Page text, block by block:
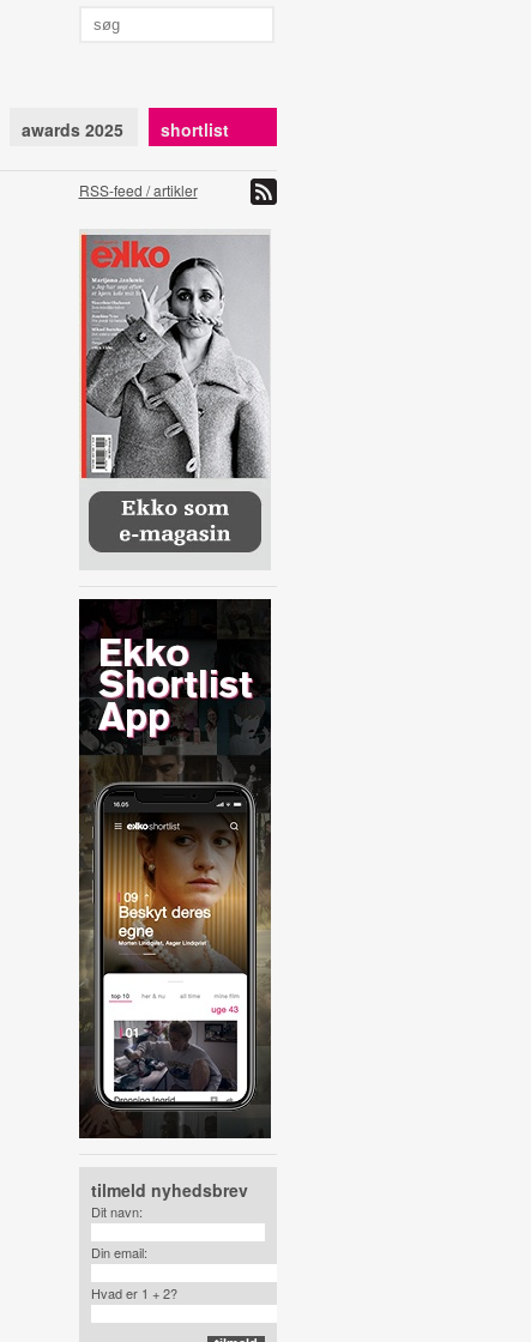
awards 2025 shortlist
RSS-feed / artikler
tilmeld nyhedsbrev
Dit navn:
Din email:
Hvad er 1 + 2?